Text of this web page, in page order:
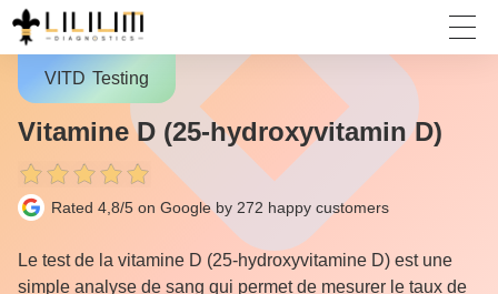
VITD Testing
Vitamine D (25-hydroxyvitamin D)
Rated 4,8/5 on Google by 272 happy customers
Le test de la vitamine D (25-hydroxyvitamine D) est une
simple analyse de sang qui permet de mesurer le taux de